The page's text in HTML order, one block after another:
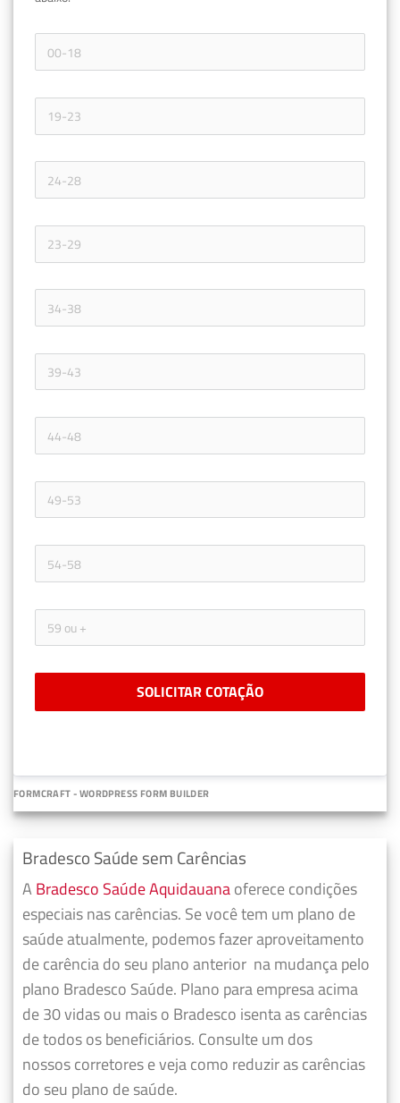
SOLICITAR COTAÇÃO
FORMCRAFT - WORDPRESS FORM BUILDER
Bradesco Saúde sem Carências
A Bradesco Saúde Aquidauanaoferece condições
especiais nas carências. Se você tem um plano de
saúde atualmente, podemos fazeraproveitamento
de carência do seu plano anterior na mudança pelo
plano Bradesco Saúde. Plano para empresa acima
de 30 vidas ou mais o Bradesco isenta as carências
de todos os beneficiários. Consulte um dos
nossos corretores e veja como reduzir as carências
do seu plano de saúde.